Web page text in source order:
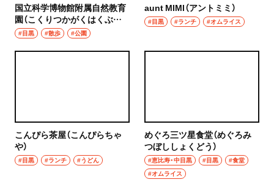
国立科学博物館附属自然教育
園（こくりつかがくはくぶつ
かんふぞくしぜんきょういく
えん）
#目黒 #散歩 #公園
aunt MIMI（アントミミ）
#目黒 #ランチ #オムライス
こんぴら茶屋（こんぴらちゃ
や）
#目黒 #ランチ #うどん
めぐろ三ツ星食堂（めぐろみ
つぼししょくどう）
#恵比寿・中目黒 #目黒
#食堂
#オムライス